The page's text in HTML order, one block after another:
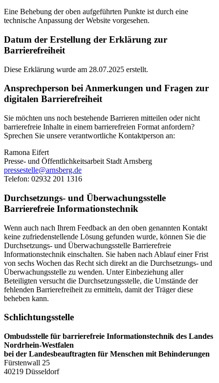
Eine Behebung der oben aufgeführten Punkte ist durch eine
technische Anpassung der Website vorgesehen.
Datum der Erstellung der Erklärung zur
Barrierefreiheit
Diese Erklärung wurde am 28.07.2025 erstellt.
Ansprechperson bei Anmerkungen und Fragen zur
digitalen Barrierefreiheit
Sie möchten uns noch bestehende Barrieren mitteilen oder nicht
barrierefreie Inhalte in einem barrierefreien Format anfordern?
Sprechen Sie unsere verantwortliche Kontaktperson an:
Ramona Eifert
Presse- und Öffentlichkeitsarbeit Stadt Arnsberg
pressestelle@​arnsberg.de
Telefon: 02932 201 1316
Durchsetzungs- und Überwachungsstelle
Barrierefreie Informationstechnik
Wenn auch nach Ihrem Feedback an den oben genannten Kontakt
keine zufriedenstellende Lösung gefunden wurde, können Sie die
Durchsetzungs- und Überwachungsstelle Barrierefreie
Informationstechnik einschalten. Sie haben nach Ablauf einer Frist
von sechs Wochen das Recht sich direkt an die Durchsetzungs- und
Überwachungsstelle zu wenden. Unter Einbeziehung aller
Beteiligten versucht die Durchsetzungsstelle, die Umstände der
fehlenden Barrierefreiheit zu ermitteln, damit der Träger diese
beheben kann.
Schlichtungsstelle
Ombudsstelle für barrierefreie Informationstechnik des Landes
Nordrhein-Westfalen
bei der Landesbeauftragten für Menschen mit Behinderungen
Fürstenwall 25
40219 Düsseldorf